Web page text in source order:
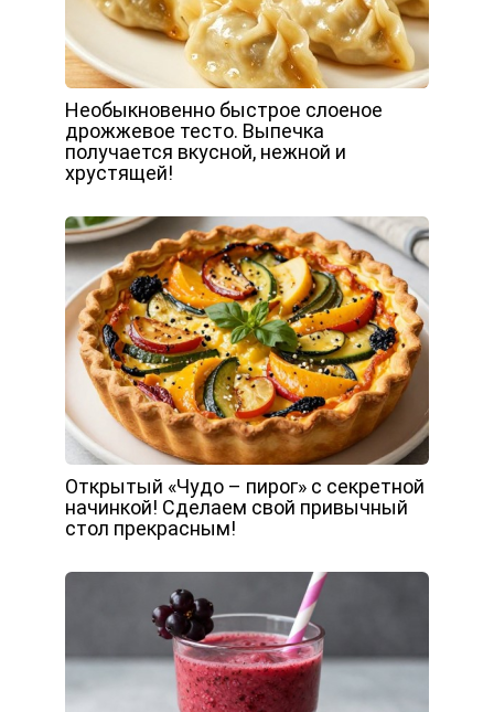
Необыкновенно быстрое слоеное
дрожжевое тесто. Выпечка
получается вкусной, нежной и
хрустящей!
Открытый «Чудо – пирог» с секретной
начинкой! Сделаем свой привычный
стол прекрасным!